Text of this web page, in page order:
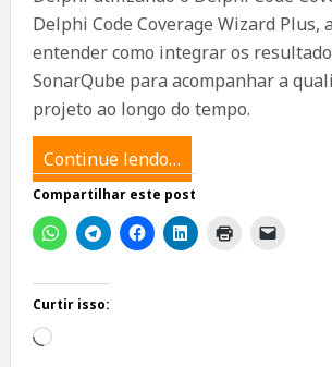
Delphi Code Coverage Wizard Plus,
entender como integrar os
SonarQube para acompanhar a
projeto ao longo do tempo.
Continue lendo…
Compartilhar este post
Curtir isso:
Carregando...